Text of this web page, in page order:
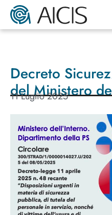
Decreto
del Ministero
11 Luglio 2025